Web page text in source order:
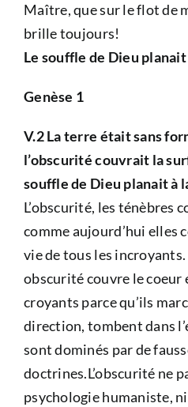
Maître, que sur le flot de
brille toujours!
Le souffle de Dieu planait
Genèse 1
V.2 La terre était sans
l’obscurité couvrait la
souffle de Dieu planait à
L’obscurité, les ténèbres
comme aujourd’hui elles
vie de tous les
obscurité couvre le coeur
croyants parce qu’ils
direction, tombent dans
sont dominés par de
doctrines.L’obscurité ne
psychologie humaniste,